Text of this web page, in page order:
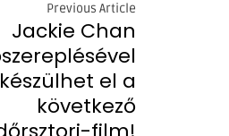
Previous Article
Jackie Chan
készülhet el a
következő